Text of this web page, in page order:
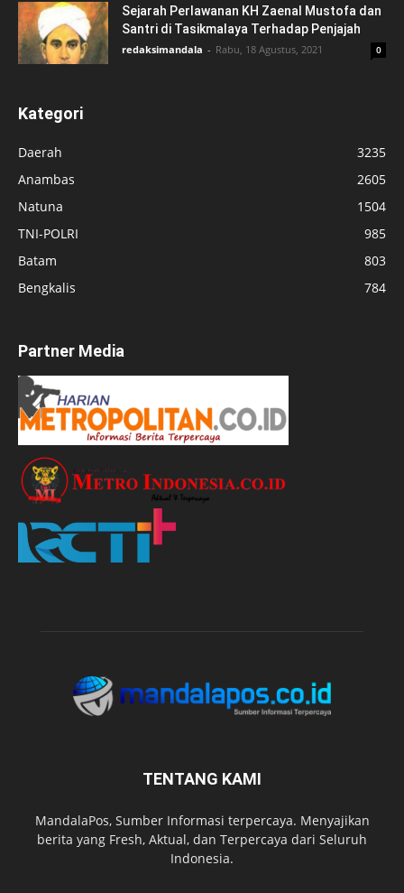
Sejarah Perlawanan KH Zaenal Mustofa dan
Santri di Tasikmalaya Terhadap Penjajah
redaksimandala - Rabu, 18 Agustus, 2021 0
Kategori
Daerah
3235
Anambas
2605
Natuna
1504
TNI-POLRI
985
Batam
803
Bengkalis
784
Partner Media
TENTANG KAMI
MandalaPos, Sumber Informasi terpercaya. Menyajikan
berita yang Fresh, Aktual, dan Terpercaya dari Seluruh
Indonesia.